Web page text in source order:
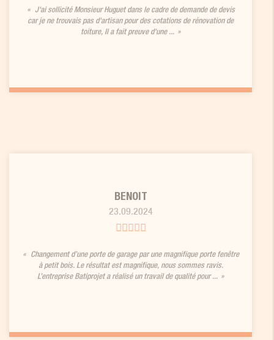
J'ai sollicité Monsieur Huguet dans le cadre de demande de devis
car je ne trouvais pas d'artisan pour des cotations de rénovation de
toiture, Il a fait preuve d'une ...
BENOIT
23.09.2024
Changement d’une porte de garage par une magnifique porte fenêtre
à petit bois. Le résultat est magnifique, nous sommes ravis.
L’entreprise Batiprojet a réalisé un travail de qualité pour ...